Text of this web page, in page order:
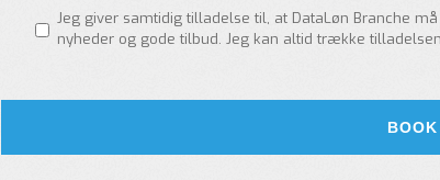
Jeg giver samtidig tilladelse til, at DataLøn Branche
nyheder og gode tilbud. Jeg kan altid trække